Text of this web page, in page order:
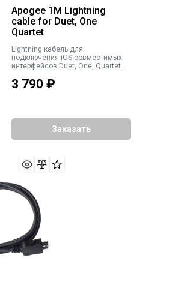
Apogee 1M Lightning
cable for Duet, One
Quartet
Lightning кабель для
подключения iOS совместимых
интерфейсов Duet, One, Quartet к
черный
3 790 ₽
Заказать